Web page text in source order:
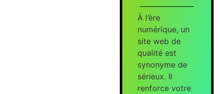
À l’ère
numérique, un
site web de
qualité est
synonyme de
sérieux. Il
renforce votre